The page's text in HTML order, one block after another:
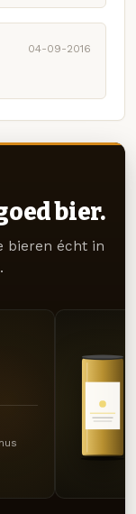
04-09-2016
bier.
bieren écht in